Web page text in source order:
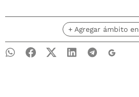
+ Agregar ámbito en